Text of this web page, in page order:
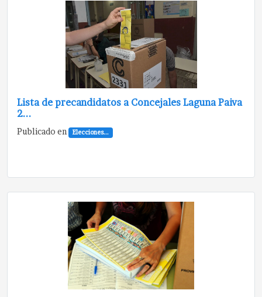
Lista de precandidatos a Concejales Laguna Paiva
2...
Publicado en Elecciones...